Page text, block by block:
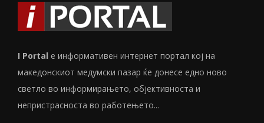
I Portal е информативен интернет портал кој на
македонскиот медумски пазар ќе донесе едно ново
светло во информирањето, објективноста и
непристрасноста во работењето...